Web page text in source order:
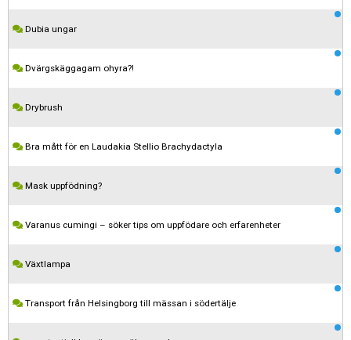
Dubia ungar
Dvärgskäggagam ohyra?!
Drybrush
Bra mått för en Laudakia Stellio Brachydactyla
Mask uppfödning?
Varanus cumingi – söker tips om uppfödare och erfarenheter
Växtlampa
Transport från Helsingborg till mässan i södertälje